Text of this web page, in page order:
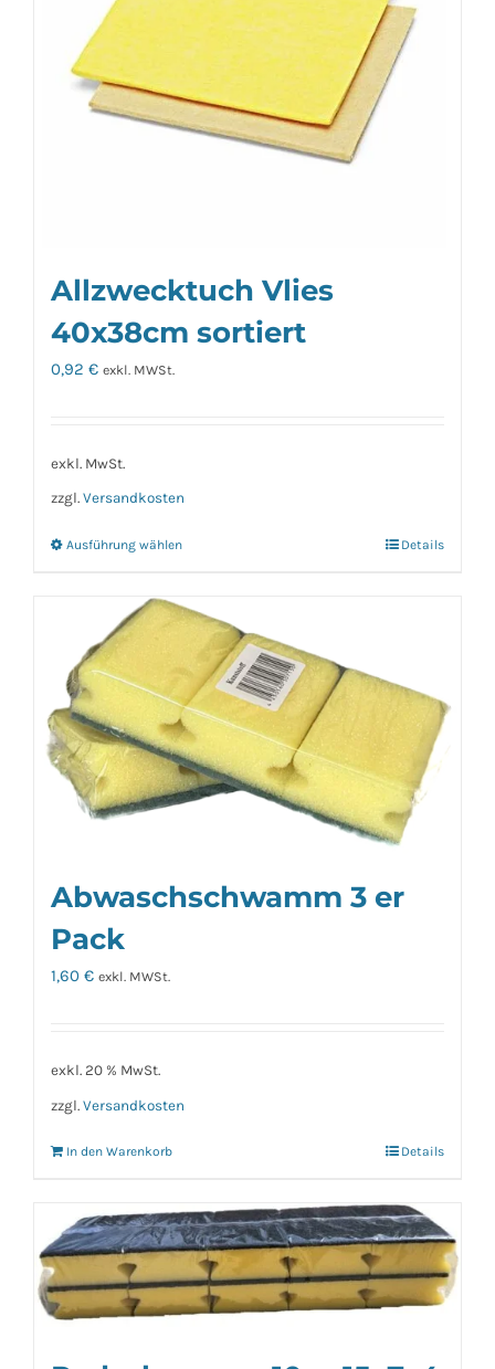
Allzwecktuch Vlies
40x38cm sortiert
0,92 € exkl. MWSt.
exkl. MwSt.
zzgl. Versandkosten
Ausführung wählenDieses
weist
mehrere
Varianten
auf.
Die
Optionen
können
Produktseite
Details
Abwaschschwamm 3 er
Pack
1,60 € exkl. MWSt.
exkl. 20 % MwSt.
zzgl. Versandkosten
In den Warenkorb Details